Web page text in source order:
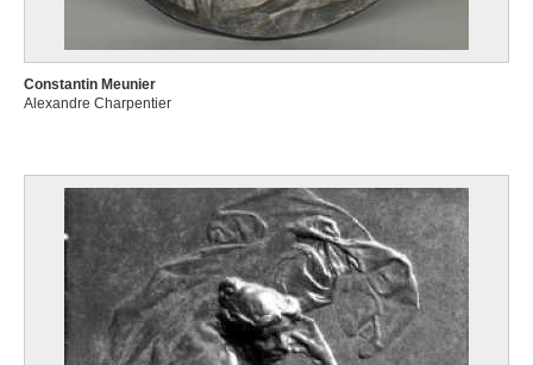
Constantin Meunier
Alexandre Charpentier